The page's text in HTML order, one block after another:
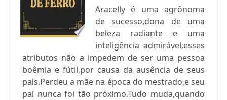
Aracelly é uma agrônoma
de sucesso,dona de uma
beleza radiante e uma
inteligência admirável,esses
atributos não a impedem de ser uma pessoa
boêmia e fútil,por causa da ausência de seus
pais.Perdeu a mãe na época do mestrado,e seu
pai nunca foi tão próximo.Tudo muda,quando